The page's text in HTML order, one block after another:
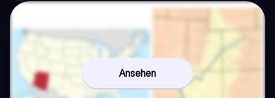
Ansehen